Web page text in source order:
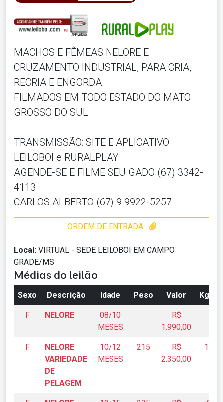
MACHOS E FÊMEAS NELORE E
CRUZAMENTO INDUSTRIAL, PARA CRIA,
RECRIA E ENGORDA.
FILMADOS EM TODO ESTADO DO MATO
GROSSO DO SUL
TRANSMISSÃO: SITE E APLICATIVO
LEILOBOI e RURALPLAY
AGENDE-SE E FILME SEU GADO (67) 3342-
4113
CARLOS ALBERTO (67) 9 9922-5257
ORDEM DE ENTRADA
Local: VIRTUAL - SEDE LEILOBOI EM CAMPO
GRADE/MS
Médias do leilão
Sexo Descrição Idade Peso Valor Kg/
F NELORE
08/10
MESES
R$
1.990,00
F
NELORE
VARIEDADE
DE
PELAGEM
10/12
MESES
215
R$
2.350,00
10,93